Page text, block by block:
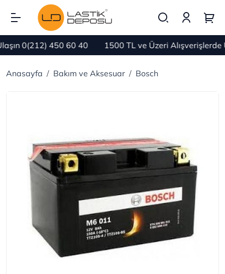
0(212) 450 60 40 1500 TL ve Üzeri Alışverişlerde
Anasayfa Bakım ve Aksesuar Bosch